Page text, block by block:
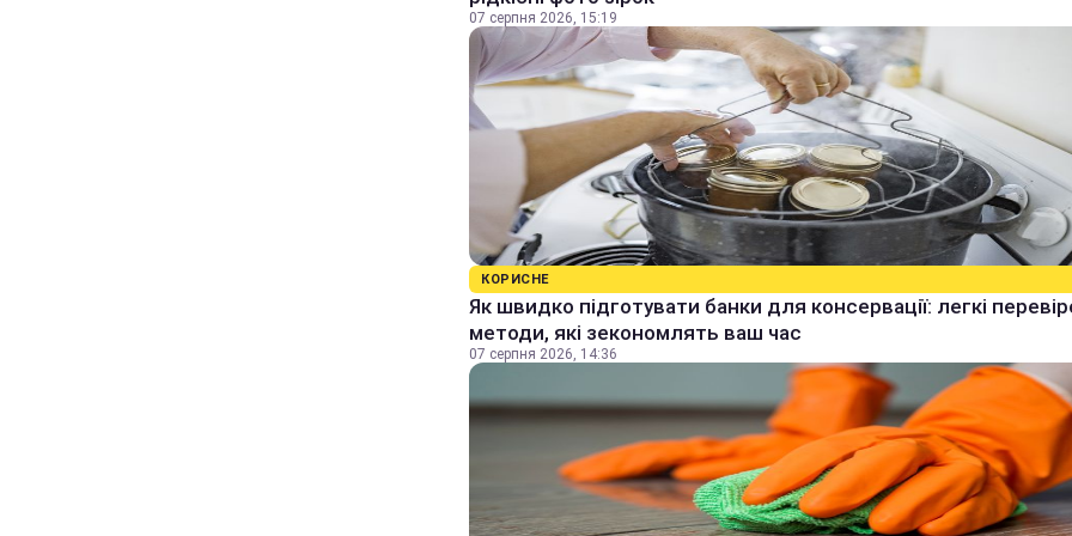
07 серпня 2026, 15:19
КОРИСНЕ
Як швидко підготувати банки для консервації: легкі
методи, які зекономлять ваш час
07 серпня 2026, 14:36